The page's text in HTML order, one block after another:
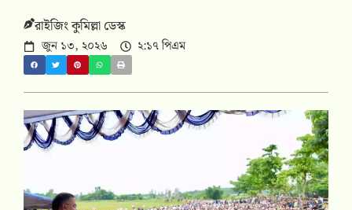
রাইজিং কুমিল্লা ডেস্ক
জুন ১৩, ২০২৬ ২:১৭ পিএম